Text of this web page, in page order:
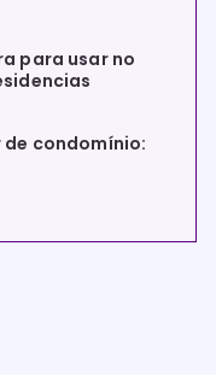
para usar no
condomínio: